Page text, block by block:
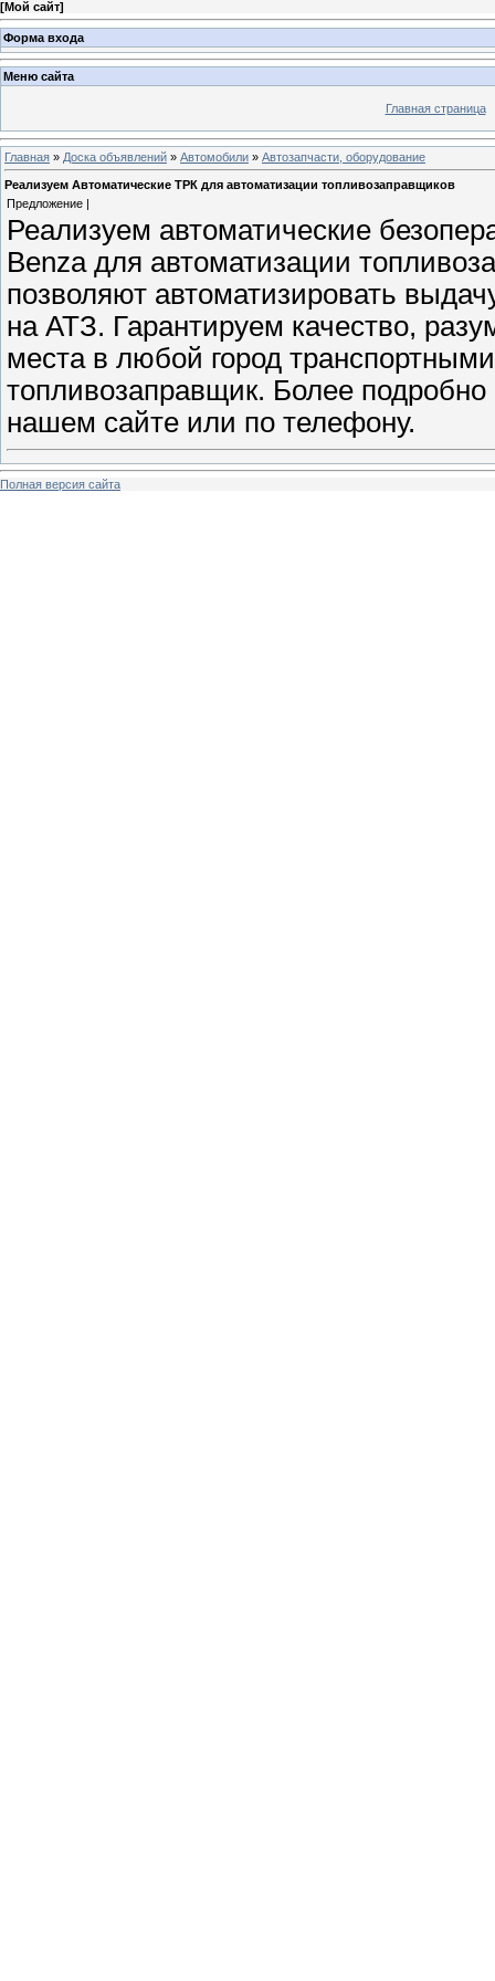
[Мой сайт]
Форма входа
Меню сайта
Главная страница
Главная » Доска объявлений » Автомобили » Автозапчасти, оборудование
Реализуем Автоматические ТРК для автоматизации топливозаправщиков
Предложение |
Реализуем автоматические
Benza для автоматизации
позволяют автоматизировать
на АТЗ. Гарантируем качество,
места в любой город
топливозаправщик. Более
нашем сайте или по телефону.
Полная версия сайта